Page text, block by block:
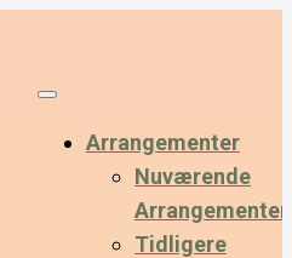
Arrangementer
Nuværende
Arrangementer
Tidligere